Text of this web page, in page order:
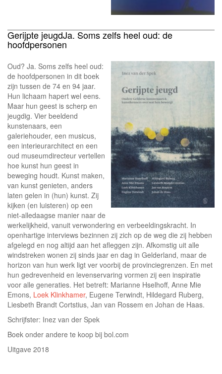
Gerijpte jeugdJa. Soms zelfs heel oud: de
hoofdpersonen
Oud? Ja. Soms zelfs heel oud:
de hoofdpersonen in dit boek
zijn tussen de 74 en 94 jaar.
Hun lichaam hapert wel eens.
Maar hun geest is scherp en
jeugdig. Vier beeldend
kunstenaars, een
galeriehouder, een musicus,
een interieurarchitect en een
oud museumdirecteur vertellen
hoe kunst hun geest in
beweging houdt. Kunst maken,
van kunst genieten, anders
laten gelen in (hun) kunst. Zij
kijken (en luisteren) op een
niet-alledaagse manier naar de
werkelijkheid, vanuit verwondering en verbeeldingskracht. In
openhartige interviews bezinnen zij zich op de weg die zij hebben
afgelegd en nog altijd aan het afleggen zijn. Afkomstig uit alle
windstreken wonen zij sinds jaar en dag in Gelderland, maar de
horizon van hun werk ligt ver voorbij de provinciegrenzen. En met
hun gedrevenheid en levenservaring vormen zij een inspiratie
voor alle generaties. Het betreft: Marianne Hselhoff, Anne Mie
Emons, Loek Klinkhamer, Eugene Terwindt, Hildegard Ruberg,
Liesbeth Brandt Cortstius, Jan van Rossem en Johan de Haas.
Schrijfster: Inez van der Spek
Boek onder andere te koop bij bol.com
Uitgave 2018